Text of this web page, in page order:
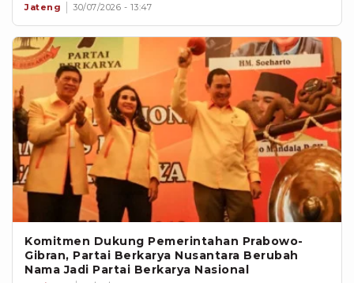
Jateng 30/07/2026 - 13:47
Komitmen Dukung Pemerintahan Prabowo-
Gibran, Partai Berkarya Nusantara Berubah
Nama Jadi Partai Berkarya Nasional